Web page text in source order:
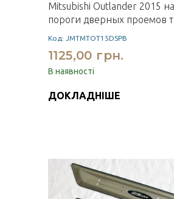
Mitsubishi Outlander 2015
пороги дверных проемов
Код: JMTMTOT15DSPB
1125,00 грн.
В наявності
ДОКЛАДНІШЕ